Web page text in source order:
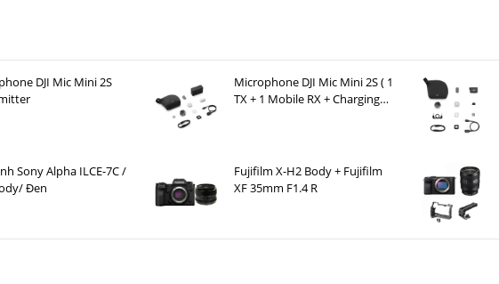
DJI Mic Mini 2S
Microphone DJI Mic Mini 2S ( 1
TX + 1 Mobile RX + Charging
Sony Alpha ILCE-7C /
Đen
Fujifilm X-H2 Body + Fujifilm
XF 35mm F1.4 R